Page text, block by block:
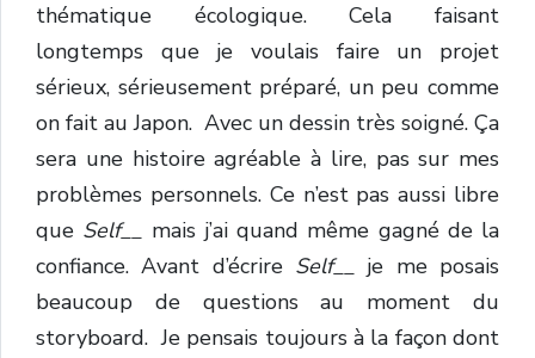
thématique écologique. Cela faisant
longtemps que je voulais faire un projet
sérieux, sérieusement préparé, un peu comme
on fait au Japon. Avec un dessin très soigné. Ça
sera une histoire agréable à lire, pas sur mes
problèmes personnels. Ce n’est pas aussi libre
que Self__ mais j’ai quand même gagné de la
confiance. Avant d’écrire Self__ je me posais
beaucoup de questions au moment du
storyboard. Je pensais toujours à la façon dont